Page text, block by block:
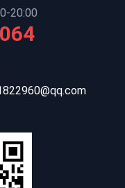
20:00